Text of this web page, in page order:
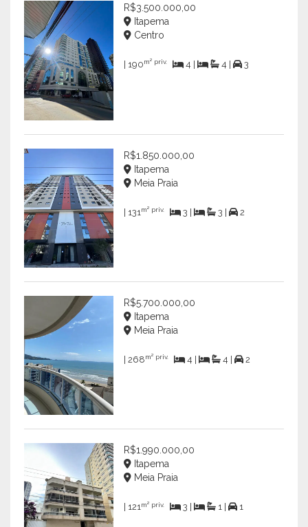
R$3.500.000,00
Itapema
Centro
| 190m² priv. 4 | 4 | 3
R$1.850.000,00
Itapema
Meia Praia
| 131 m² priv. 3 | 3 | 2
R$5.700.000,00
Itapema
Meia Praia
| 268m² priv. 4 | 4 | 2
R$1.990.000,00
Itapema
Meia Praia
| 121m² priv. 3 | 1 | 1